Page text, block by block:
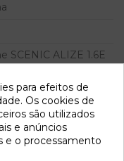
SCENIC ALIZE 1.6E
para efeitos de
Os cookies de
são utilizados
e anúncios
e o processamento